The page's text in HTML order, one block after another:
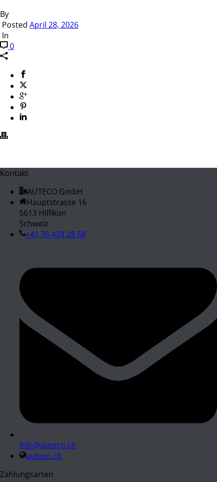
By
Posted April 28, 2026
In
0
Kontakt
AUTECO GmbH
Hauptstrasse 16
5613 Hilfikon
Schweiz
+41 76 474 28 58
info@auteco.ch
auteco.ch
Zahlungsarten